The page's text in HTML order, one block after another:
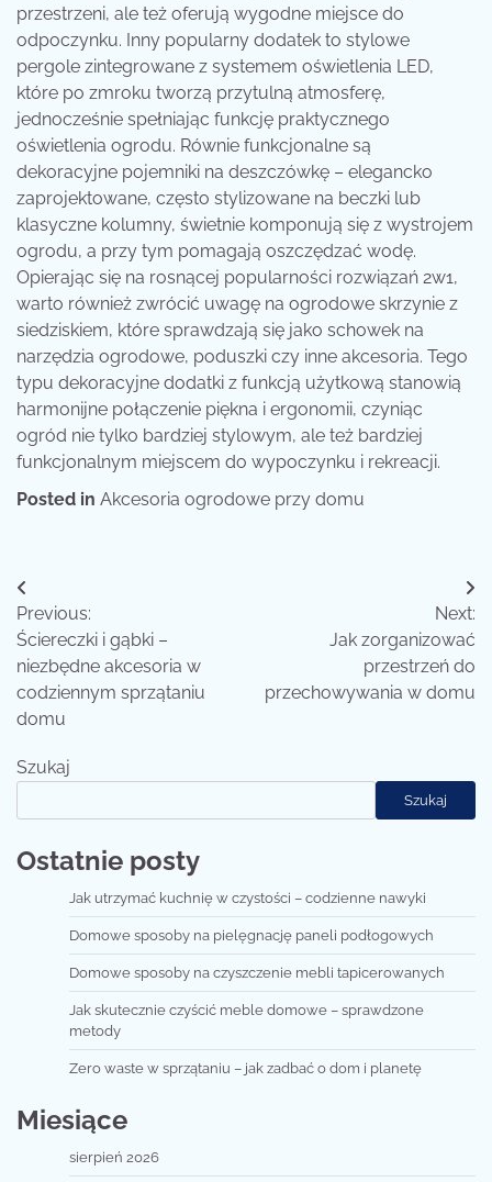
przestrzeni, ale też oferują wygodne miejsce do
odpoczynku. Inny popularny dodatek to stylowe
pergole zintegrowane z systemem oświetlenia LED,
które po zmroku tworzą przytulną atmosferę,
jednocześnie spełniając funkcję praktycznego
oświetlenia ogrodu. Równie funkcjonalne są
dekoracyjne pojemniki na deszczówkę – elegancko
zaprojektowane, często stylizowane na beczki lub
klasyczne kolumny, świetnie komponują się z wystrojem
ogrodu, a przy tym pomagają oszczędzać wodę.
Opierając się na rosnącej popularności rozwiązań 2w1,
warto również zwrócić uwagę na ogrodowe skrzynie z
siedziskiem, które sprawdzają się jako schowek na
narzędzia ogrodowe, poduszki czy inne akcesoria. Tego
typu dekoracyjne dodatki z funkcją użytkową stanowią
harmonijne połączenie piękna i ergonomii, czyniąc
ogród nie tylko bardziej stylowym, ale też bardziej
funkcjonalnym miejscem do wypoczynku i rekreacji.
Posted in Akcesoria ogrodowe przy domu
Nawigacja
wpisu
Previous:
Ściereczki i gąbki –
niezbędne akcesoria w
codziennym sprzątaniu
domu
Next:
Jak zorganizować
przestrzeń do
przechowywania w domu
Szukaj
Szukaj
Ostatnie posty
Jak utrzymać kuchnię w czystości – codzienne nawyki
Domowe sposoby na pielęgnację paneli podłogowych
Domowe sposoby na czyszczenie mebli tapicerowanych
Jak skutecznie czyścić meble domowe – sprawdzone
metody
Zero waste w sprzątaniu – jak zadbać o dom i planetę
Miesiące
sierpień 2026